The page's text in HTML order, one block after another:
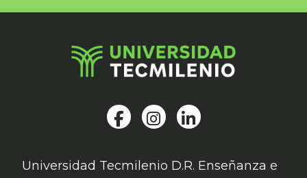
Universidad Tecmilenio D.R. Enseñanza e